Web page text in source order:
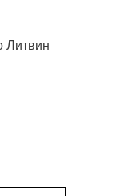
Литвин